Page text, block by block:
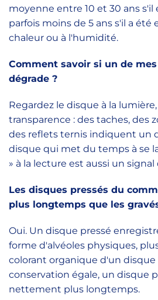
moyenne entre 10 et 30 ans s'il
parfois moins de 5 ans s'il a été
chaleur ou à l'humidité.
Comment savoir si un de
dégrade ?
Regardez le disque à la
transparence : des taches, des
des reflets ternis indiquent un
disque qui met du temps à se
» à la lecture est aussi un signal
Les disques pressés du
plus longtemps que les
Oui. Un disque pressé
forme d'alvéoles physiques,
colorant organique d'un disque
conservation égale, un disque
nettement plus longtemps.